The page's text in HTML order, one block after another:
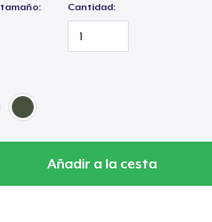
tamaño: Cantidad:
Añadir a la cesta